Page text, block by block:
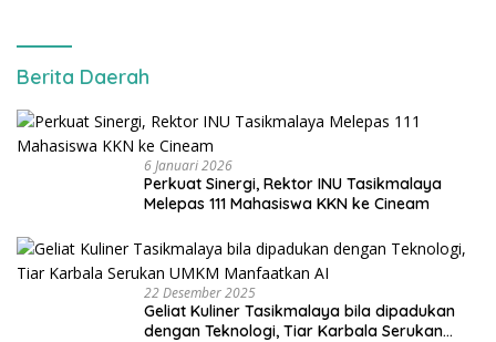
Berita Daerah
6 Januari 2026
Perkuat Sinergi, Rektor INU Tasikmalaya
Melepas 111 Mahasiswa KKN ke Cineam
22 Desember 2025
Geliat Kuliner Tasikmalaya bila dipadukan
dengan Teknologi, Tiar Karbala Serukan